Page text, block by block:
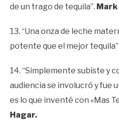
de un trago de tequila”. Mark
13. “Una onza de leche
potente que el mejor tequila”.
14. “Simplemente subiste y
audiencia se involucró y fue
es lo que inventé con «Mas
Hagar.